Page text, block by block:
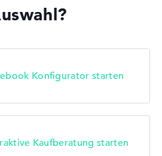
Konfigurator starten
Kaufberatung starten